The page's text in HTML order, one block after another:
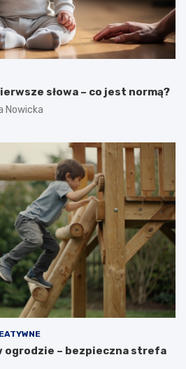
słowa – co jest normą?
Nowicka
ogrodzie – bezpieczna strefa